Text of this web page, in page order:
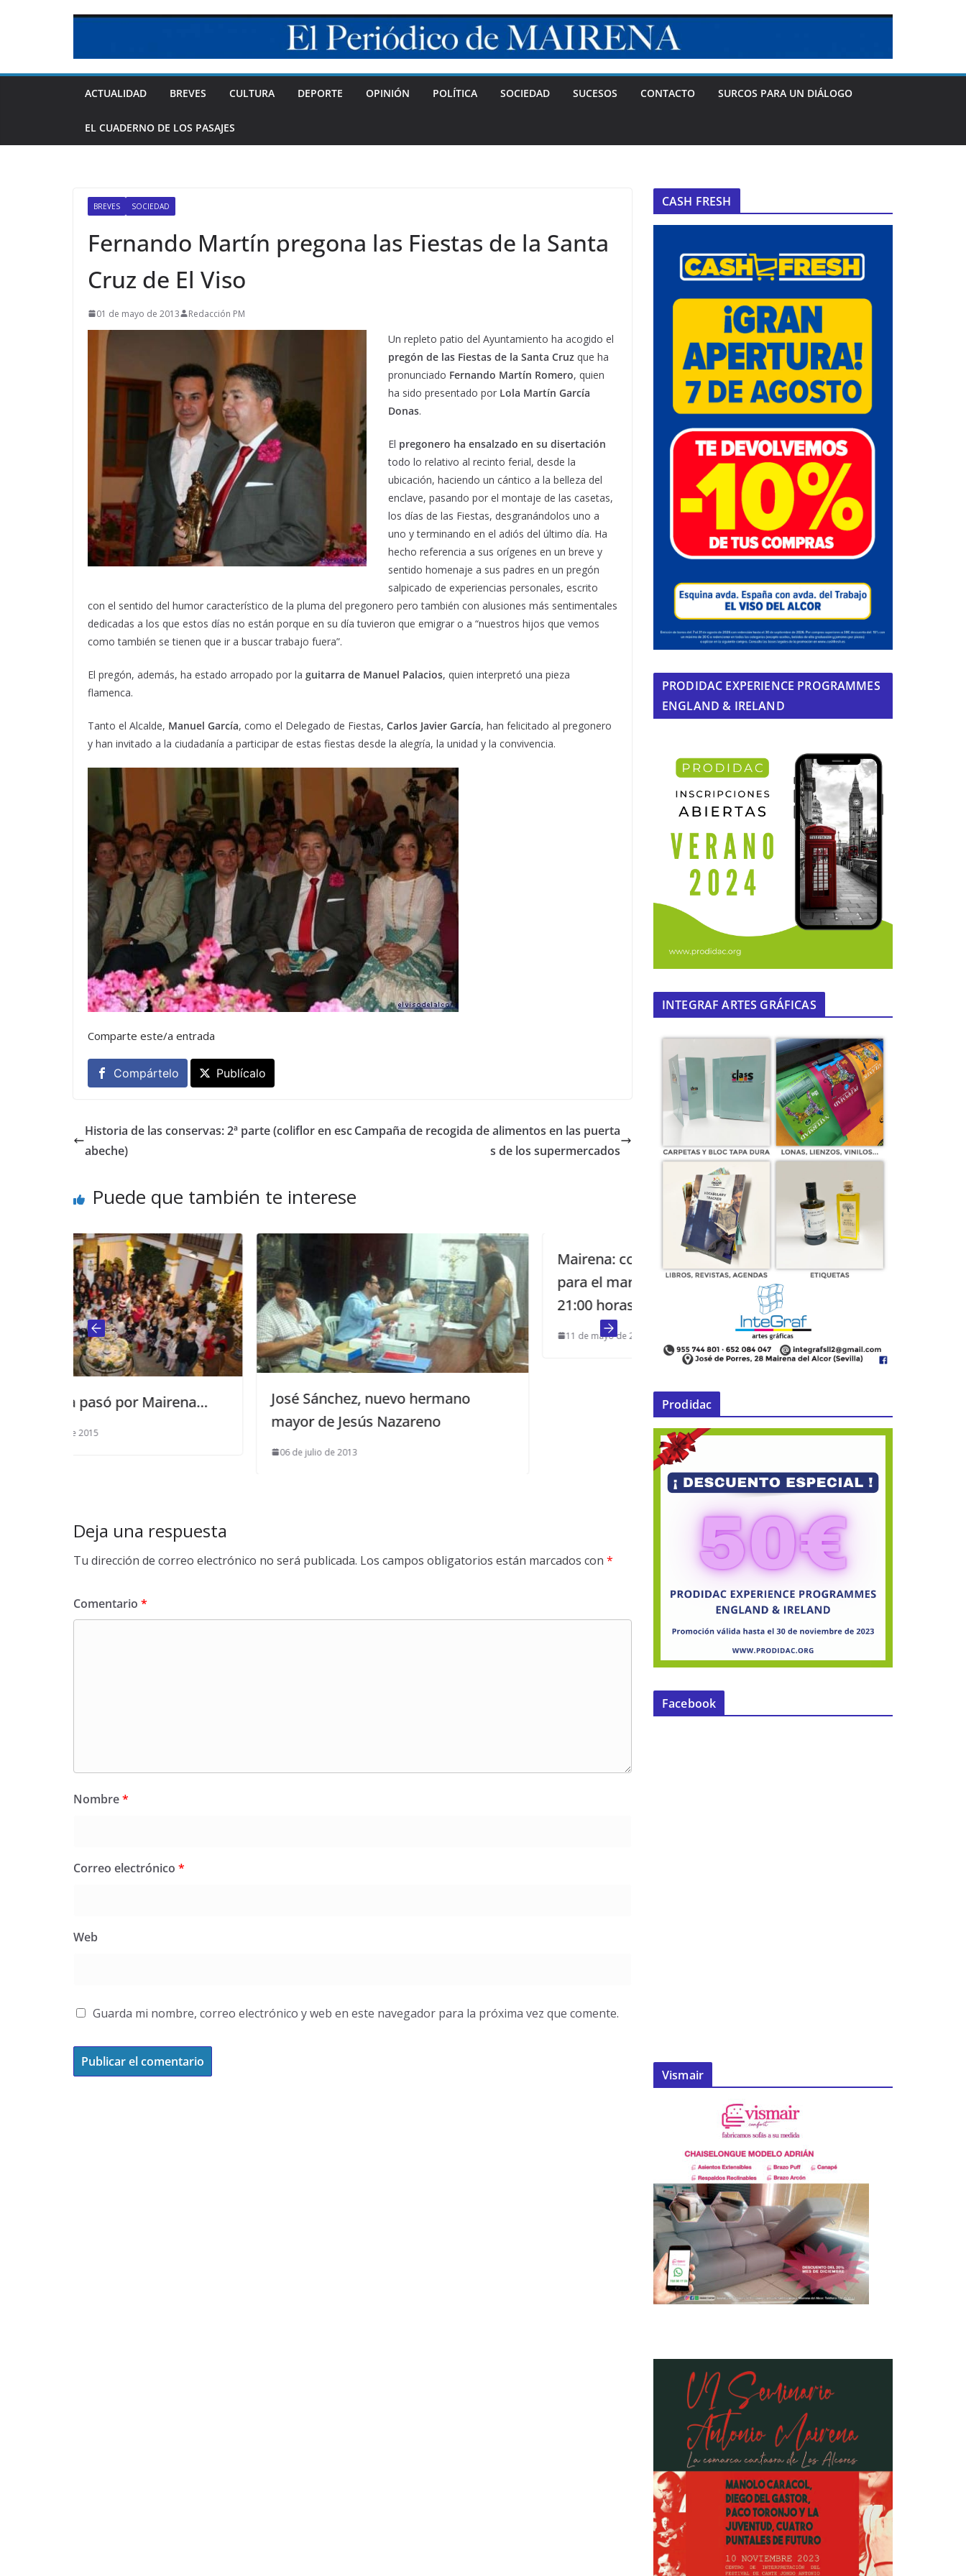
ACTUALIDAD BREVES CULTURA DEPORTE OPINIÓN POLÍTICA SOCIEDAD SUCESOS CONTACTO SURCOS PARA UN DIÁLOGO
EL CUADERNO DE LOS PASAJES
BREVES SOCIEDAD
Fernando Martín pregona las Fiestas de la Santa
Cruz de El Viso
01 de mayo de 2013 Redacción PM
Un repleto patio del Ayuntamiento ha acogido el
pregón de las Fiestas de la Santa Cruz que ha
pronunciado Fernando Martín Romero, quien
ha sido presentado por Lola Martín García
Donas.
El pregonero ha ensalzado en su disertación
todo lo relativo al recinto ferial, desde la
ubicación, haciendo un cántico a la belleza del
enclave, pasando por el montaje de las casetas,
los días de las Fiestas, desgranándolos uno a
uno y terminando en el adiós del último día. Ha
hecho referencia a sus orígenes en un breve y
sentido homenaje a sus padres en un pregón
salpicado de experiencias personales, escrito
con el sentido del humor característico de la pluma del pregonero pero también con alusiones más sentimentales
dedicadas a los que estos días no están porque en su día tuvieron que emigrar o a “nuestros hijos que vemos
como también se tienen que ir a buscar trabajo fuera”.
El pregón, además, ha estado arropado por la guitarra de Manuel Palacios, quien interpretó una pieza
flamenca.
Tanto el Alcalde, Manuel García, como el Delegado de Fiestas, Carlos Javier García, han felicitado al pregonero
y han invitado a la ciudadanía a participar de estas fiestas desde la alegría, la unidad y la convivencia.
Comparte este/a entrada
Compártelo Publícalo
Historia de las conservas: 2ª parte (coliflor en esc
abeche)
Campaña de recogida de alimentos en las puerta
s de los supermercados
Puede que también te interese
José Sánchez, nuevo hermano
mayor de Jesús Nazareno
Mairena: convocado Pleno ordinario
para el martes 14 de mayo a las
21:00 horas
11 de mayo de 2013
Y una estrella pasó por Mairena…
23 de noviembre de 2015
Deja una respuesta
Tu dirección de correo electrónico no será publicada. Los campos obligatorios están marcados con *
Comentario *
Nombre*
Correo electrónico *
Web
Guarda mi nombre, correo electrónico y web en este navegador para la próxima vez que comente.
CASH FRESH
PRODIDAC EXPERIENCE PROGRAMMES
ENGLAND & IRELAND
INTEGRAF ARTES GRÁFICAS
Prodidac
Facebook
Vismair